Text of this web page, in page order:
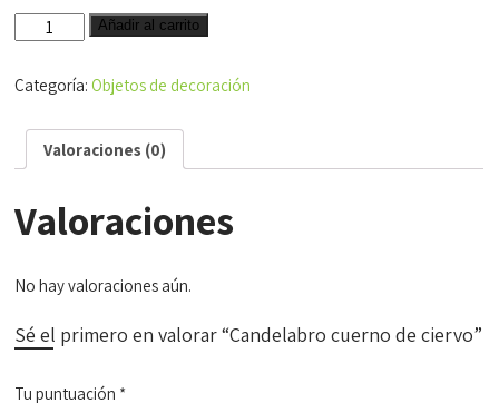
Candelabro
cuerno
ciervo
Añadir al carrito
Categoría:Objetos de decoración
Valoraciones (0)
Valoraciones
No hay valoraciones aún.
Sé el primero en valorar “Candelabro cuerno de ciervo”
Tu puntuación *